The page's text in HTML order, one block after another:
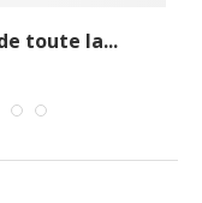
toute la...